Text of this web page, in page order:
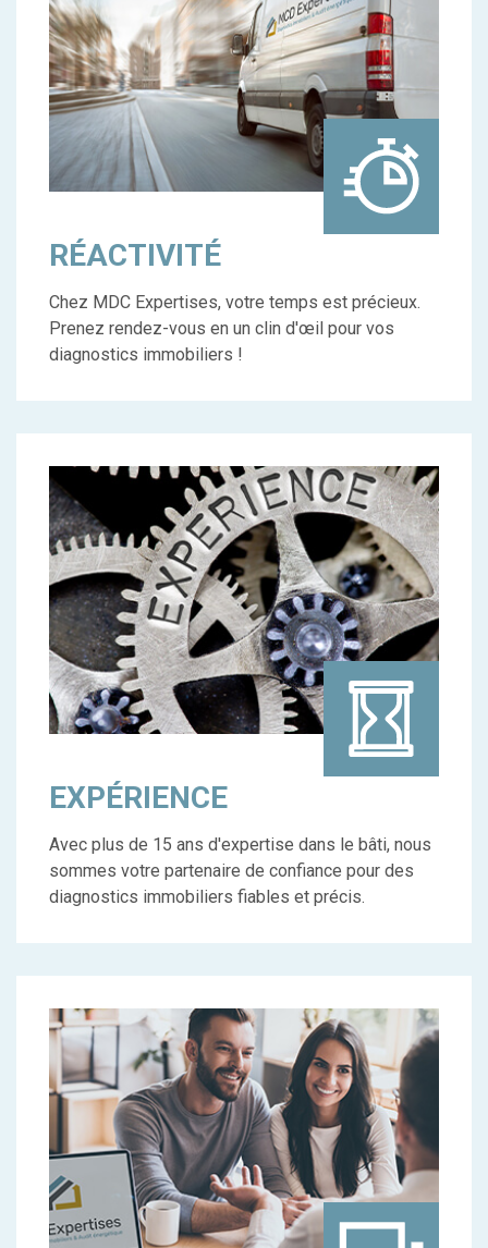
RÉACTIVITÉ
Chez MDC Expertises, votre temps est précieux.
Prenez rendez-vous en un clin d'œil pour vos
diagnostics immobiliers !
EXPÉRIENCE
Avec plus de 15 ans d'expertise dans le bâti, nous
sommes votre partenaire de confiance pour des
diagnostics immobiliers fiables et précis.